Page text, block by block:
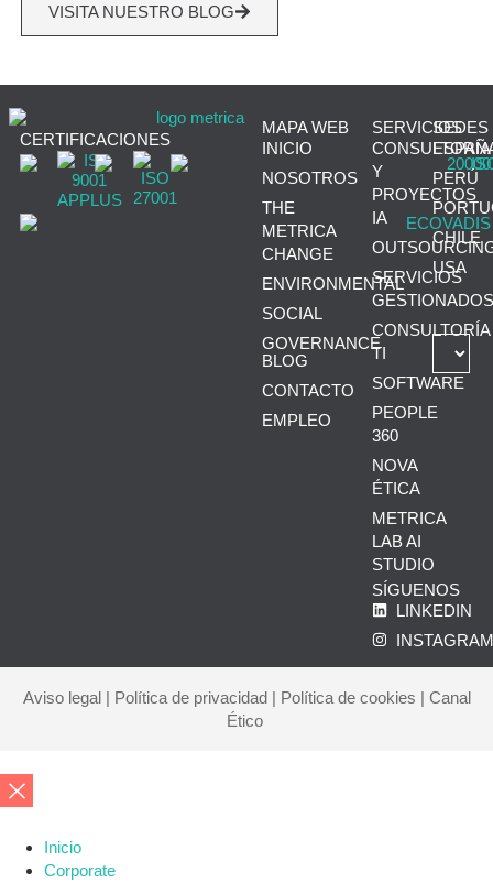
VISITA NUESTRO BLOG
CERTIFICACIONES
MAPA WEB
INICIO
NOSOTROS
THE
METRICA
CHANGE
ENVIRONMENTAL
SOCIAL
GOVERNANCE
BLOG
CONTACTO
EMPLEO
SERVICIOS
CONSULTORÍA
Y
PROYECTOS
IA
SERVICIOS
GESTIONADOS
CONSULTORÍA
TI
SOFTWARE
PEOPLE
360
NOVA
ÉTICA
METRICA
LAB AI
STUDIO
SÍGUENOS
LINKEDIN
SEDES
PERÚ
CHILE
USA
Aviso legal Política de privacidad Política de cookies
Canal
Ético
Inicio
Corporate